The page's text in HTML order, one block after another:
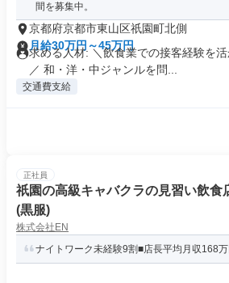
間を募集中。
京都府京都市東山区祇園町北側
月給30万円～45万円
求める人材: ＼飲食業での接客経験を活
／ 和・洋・中ジャンルを問...
交通費支給
正社員
祇園の高級キャバクラの見習い飲食
(黒服)
株式会社EN
ナイトワーク未経験9割■店長平均月収168